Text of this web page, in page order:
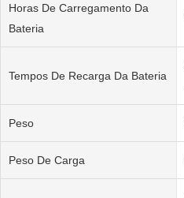
Horas De Carregamento Da
Bateria
Tempos De Recarga Da Bateria
Peso
Peso De Carga